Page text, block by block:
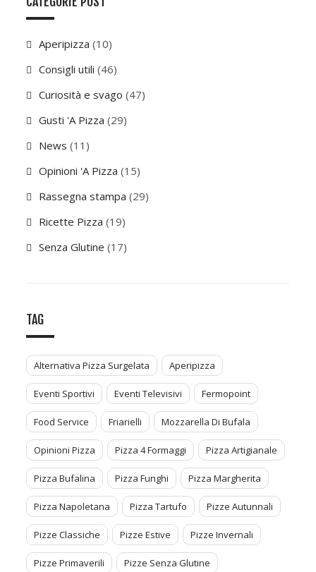
Aperipizza (10)
Consigli utili (46)
Curiosità e svago (47)
Gusti 'A Pizza (29)
News (11)
Opinioni 'A Pizza (15)
Rassegna stampa (29)
Ricette Pizza (19)
Senza Glutine (17)
TAG
Alternativa Pizza Surgelata Aperipizza
Eventi Sportivi Eventi Televisivi Fermopoint
Food Service Friarielli Mozzarella Di Bufala
Opinioni Pizza Pizza 4 Formaggi Pizza Artigianale
Pizza Bufalina Pizza Funghi Pizza Margherita
Pizza Napoletana Pizza Tartufo Pizze Autunnali
Pizze Classiche Pizze Estive Pizze Invernali
Pizze Primaverili Pizze Senza Glutine